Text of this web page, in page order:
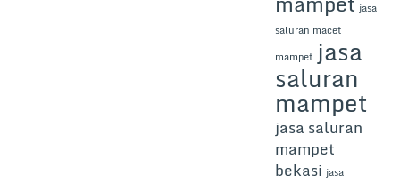
jasa
saluran macet
mampet jasa
saluran
mampet
jasa saluran
mampet
bekasi jasa